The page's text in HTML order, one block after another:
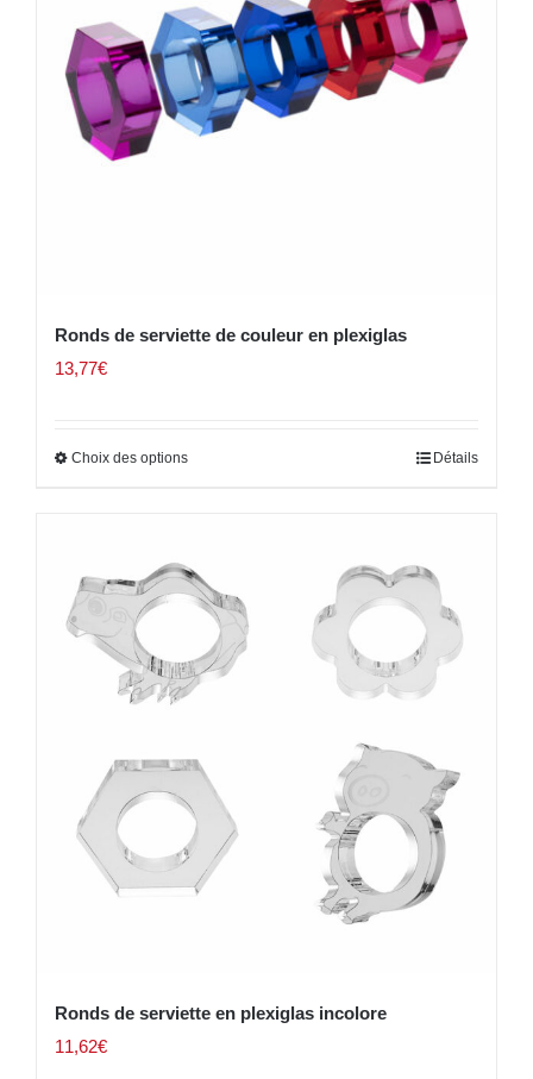
Ronds de serviette de couleur en plexiglas
13,77€
Choix des options Détails
Ronds de serviette en plexiglas incolore
11,62€